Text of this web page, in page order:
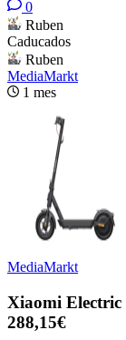
0
Ruben
Caducados
Ruben
MediaMarkt
1 mes
MediaMarkt
Xiaomi Electric
288,15€